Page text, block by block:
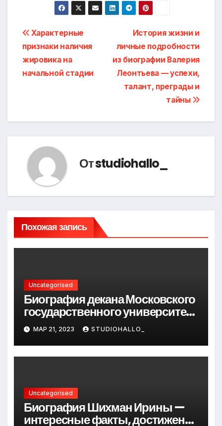
Навигация
по
записям
История жизни и
личные подробности
из биографии Валерия
Леонтьева — успехи,
талант, преграды и
тайны
Характерные
признаки наличия
жировика на
начальной стадии
Отstudiohallo_
Похожая запись
Uncategorised
Биография декана Московского
государственного университета
Андрея Сидорова — от студента
до руководителя
МАР 21, 2023 STUDIOHALLO_
Uncategorised
Биография Шихман Ирины —
интересные факты, достижения